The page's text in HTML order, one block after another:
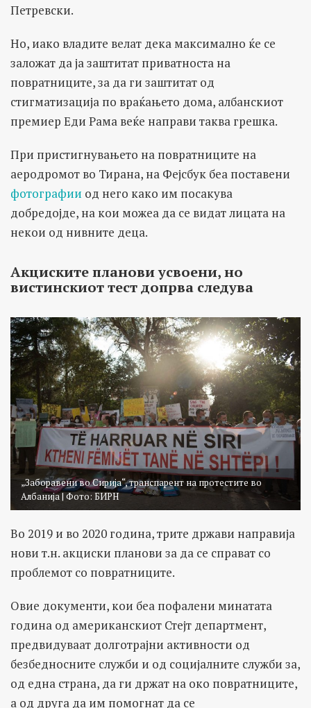
Петревски.
Но, иако владите велат дека максимално ќе се
заложат да ја заштитат приватноста на
повратниците, за да ги заштитат од
стигматизација по враќањето дома, албанскиот
премиер Еди Рама веќе направи таква грешка.
При пристигнувањето на повратниците на
аеродромот во Тирана, на Фејсбук беа поставени
фотографии од него како им посакува
добредојде, на кои можеа да се видат лицата на
некои од нивните деца.
Акциските планови усвоени, но
вистинскиот тест допрва следува
„Заборавени во Сирија“, транспарент на протестите во
Албанија | Фото: БИРН
Во 2019 и во 2020 година, трите држави направија
нови т.н. акциски планови за да се справат со
проблемот со повратниците.
Овие документи, кои беа пофалени минатата
година од американскиот Стејт департмент,
предвидуваат долготрајни активности од
безбедносните служби и од социјалните служби за,
од една страна, да ги држат на око повратниците,
а од друга да им помогнат да се